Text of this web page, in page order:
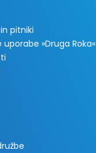
pitniki
»Druga Roka«